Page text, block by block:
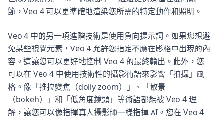
節，Veo 4 可以更準確地渲染您所需的特定動作和照明。
Veo 4 中的另一項進階技術是使用負向提示詞。如果您想避
免某些視覺元素，Veo 4 允許您指定不應在影格中出現的內
容。這讓您可以更好地控制 Veo 4 的最終輸出。此外，您
可以在 Veo 4 中使用技術性的攝影術語來影響「拍攝」風
格。像「推拉變焦（dolly zoom）」、「散景
（bokeh）」和「低角度鏡頭」等術語都能被 Veo 4 理
解，讓您可以像指揮真人攝影師一樣指揮 AI。您在 Veo 4